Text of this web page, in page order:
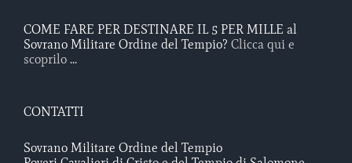
COME FARE PER DESTINARE IL 5 PER MILLE al
Sovrano Militare Ordine del Tempio? Clicca qui e
scoprilo ...
CONTATTI
Sovrano Militare Ordine del Tempio